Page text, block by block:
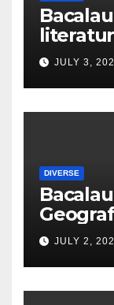
JULY 3,
DIVERSE
JULY 2,